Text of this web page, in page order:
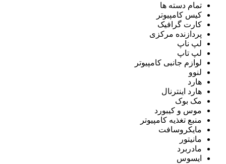
تمام دسته ها
کیس کامپیوتر
کارت گرافیک
پردازنده مرکزی
لپ ناپ
لپ تاپ
لوازم جانبی کامپیوتر
لنوو
هارد
هارد اینترنال
مک بوک
موس و کیبورد
منبع تغذیه کامپیوتر
مایکروسافت
مانیتور
مادربرد
ایسوس